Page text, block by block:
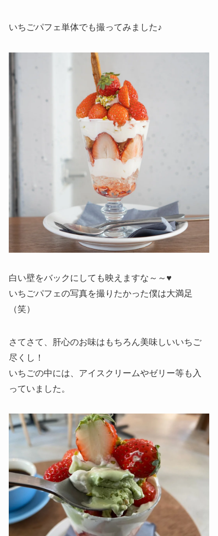
いちごパフェ単体でも撮ってみました♪
白い壁をバックにしても映えますな～～♥
いちごパフェの写真を撮りたかった僕は大満足
（笑）
さてさて、肝心のお味はもちろん美味しいいちご
尽くし！
いちごの中には、アイスクリームやゼリー等も入
っていました。